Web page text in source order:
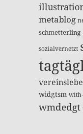
metablog
schmetterling
sozialvernetzt
widgtsm
wmdedgt